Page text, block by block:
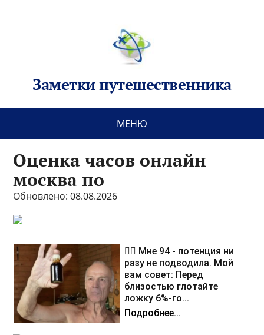
Заметки путешественника
МЕНЮ
Оценка часов онлайн
москва по
Обновлено: 08.08.2026
❤️‍🔥 Мне 94 - потенция ни
разу не подводила. Мой
вам совет: Перед
близостью глотайте
ложку 6%-го...
Подробнее...